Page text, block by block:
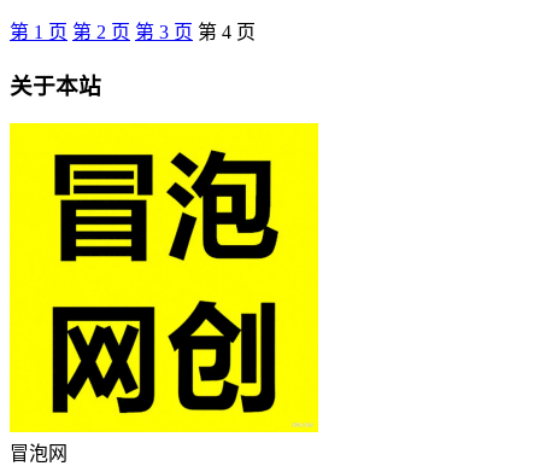
第 1 页 第 2 页 第 3 页 第 4 页
关于本站
冒泡网